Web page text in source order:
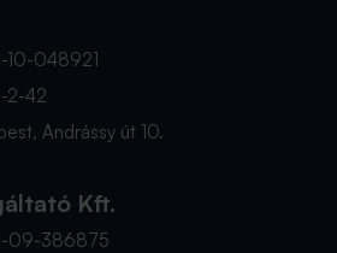
10-048921
2-42
Andrássy út 10.
Kft.
09-386875